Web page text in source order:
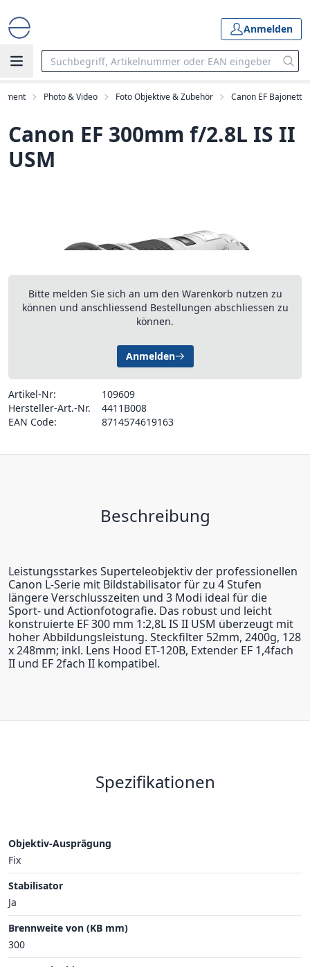
Anmelden
Photo & Video Foto Objektive & Zubehör Canon EF Bajonett
Canon EF 300mm f/2.8L IS II
USM
Bitte melden Sie sich an um den Warenkorb nutzen zu
können und anschliessend Bestellungen abschliessen zu
können.
Anmelden
Artikel-Nr:
109609
Hersteller-Art.-Nr.
4411B008
EAN Code:
8714574619163
Beschreibung
Leistungsstarkes Superteleobjektiv der professionellen
Canon L-Serie mit Bildstabilisator für zu 4 Stufen
längere Verschlusszeiten und 3 Modi ideal für die
Sport- und Actionfotografie. Das robust und leicht
konstruierte EF 300 mm 1:2,8L IS II USM überzeugt mit
hoher Abbildungsleistung. Steckfilter 52mm, 2400g, 128
x 248mm; inkl. Lens Hood ET-120B, Extender EF 1,4fach
II und EF 2fach II kompatibel.
Spezifikationen
Objektiv-Ausprägung
Fix
Stabilisator
Ja
Brennweite von (KB mm)
300